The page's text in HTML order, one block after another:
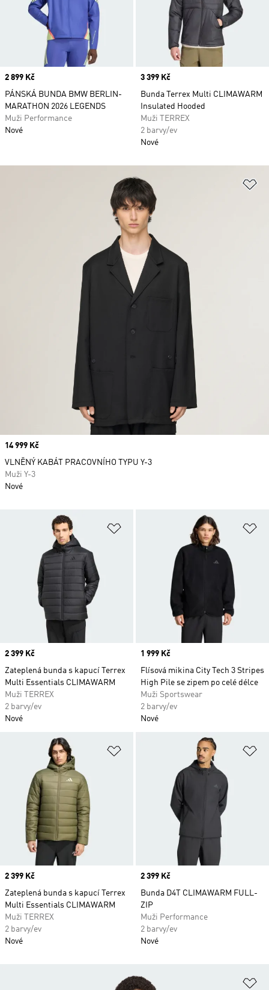
Price
2 899 Kč
PÁNSKÁ BUNDA BMW BERLIN-
MARATHON 2026 LEGENDS
Muži Performance
Nové
Price
3 399 Kč
Bunda Terrex Multi CLIMAWARM
Insulated Hooded
Muži TERREX
2 barvy/ev
Nové
Přidat do seznamu přání
Price
2 399 Kč
Zateplená bunda s kapucí Terrex
Multi Essentials CLIMAWARM
Muži TERREX
2 barvy/ev
Nové
Price
1 999 Kč
Flísová mikina City Tech 3 Stripes
High Pile se zipem po celé délce
Muži Sportswear
2 barvy/ev
Nové
Přidat do seznamu přání
Price
2 399 Kč
Zateplená bunda s kapucí Terrex
Multi Essentials CLIMAWARM
Muži TERREX
2 barvy/ev
Nové
Price
2 399 Kč
Bunda D4T CLIMAWARM FULL-
ZIP
Muži Performance
2 barvy/ev
Nové
Price
14 999 Kč
VLNĚNÝ KABÁT PRACOVNÍHO TYPU Y-3
Muži Y-3
Nové